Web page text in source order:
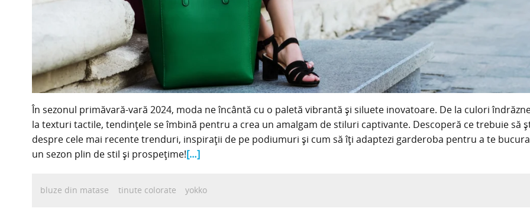
În sezonul primăvară-vară 2024, moda ne încântă cu o paletă vibrantă și siluete inovatoare. De la culori
la texturi tactile, tendințele se îmbină pentru a crea un amalgam de stiluri captivante. Descoperă ce trebuie să
despre cele mai recente trenduri, inspirații de pe podiumuri și cum să îți adaptezi garderoba pentru a te
un sezon plin de stil și prospețime![…]
bluze din matase tinute colorate yokko